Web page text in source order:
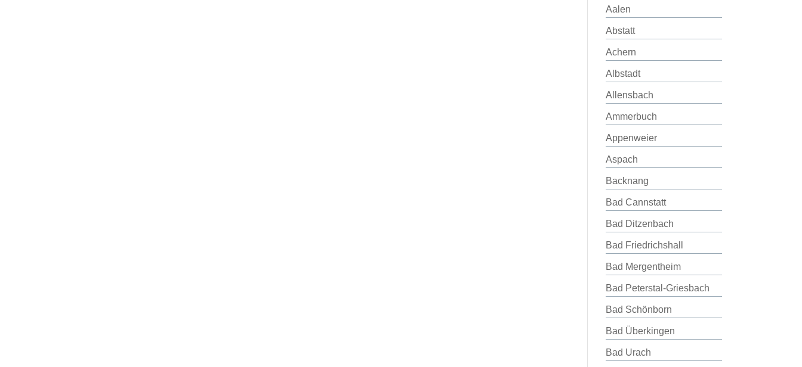
Aalen
Abstatt
Achern
Albstadt
Allensbach
Ammerbuch
Appenweier
Aspach
Backnang
Bad Cannstatt
Bad Ditzenbach
Bad Friedrichshall
Bad Mergentheim
Bad Peterstal-Griesbach
Bad Schönborn
Bad Überkingen
Bad Urach